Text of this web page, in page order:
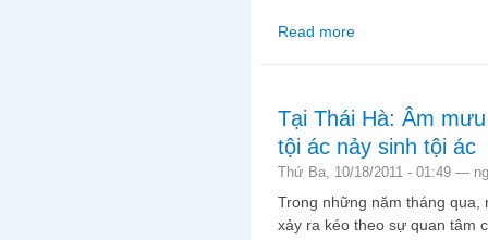
Read more
Tại Thái Hà: Âm
tội ác nảy sinh tội ác
Thứ Ba, 10/18/2011 - 01:49 —
Trong những năm tháng qua,
xảy ra kéo theo sự quan tâm